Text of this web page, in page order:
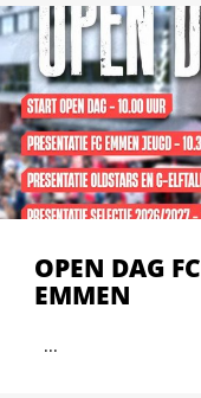
OPEN DAG FC
EMMEN
...